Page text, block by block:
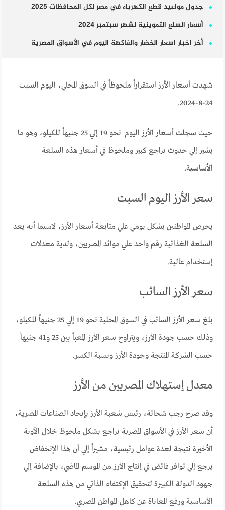
جدول مواعيد قطع الكهرباء في مصر لكل المحافظات 2025
أسعار السلع التموينية لشهر سبتمبر 2024
أخر اخبار اسعار الخضار والفاكهة اليوم في الأسواق المصرية
شهدت أسعار الأرز استقراراً ملحوظاً في السوق المحلي، اليوم السبت
24-8-2024.
حيث سجلت أسعار الأرز اليوم نحو 19 إلي 25 جنيهاً للكيلو، وهو ما
يشير إلي حدوث تراجع كبير وملحوظ في أسعار هذه السلعة
الأساسية.
سعر الأرز اليوم السبت
يحرص المواطنين بشكل يومي علي متابعة أسعار الأرز، لاسيما أنه يعد
السلعة الغذائية رقم واحد علي موائد المصريين، ولدية معدلات
إستخدام عالية.
سعر الأرز السائب
بلغ سعر الأرز السائب في السوق المحلية نحو 19 إلي 25 جنيهاً للكيلو،
وذلك حسب جودة الأرز، ويتراوح سعر الأرز المعبأ بين 25 و41 جنيهاً
حسب الشركة المنتجة وجودة الأرز ونسبة الكسر.
معدل إستهلاك المصريين من الأرز
وقد صرح رجب شحاتة، رئيس شعبة الأرز بإتحاد الصناعات المصرية،
أن سعر الأرز في الأسواق المصرية تراجع بشكل ملحوظ خلال الآونة
الأخيرة نتيجة لعدة عوامل رئيسية، مشيراً إلي أن هذا الإنخفاض
يرجع إلي توافر فائض في إنتاج الأرز من الموسم الماضي، بالإضافة إلي
جهود الدولة الكبيرة لتحقيق الإكتفاء الذاتي من هذه السلعة
الأساسية ورفع المعاناة عن كاهل المواطن المصري.